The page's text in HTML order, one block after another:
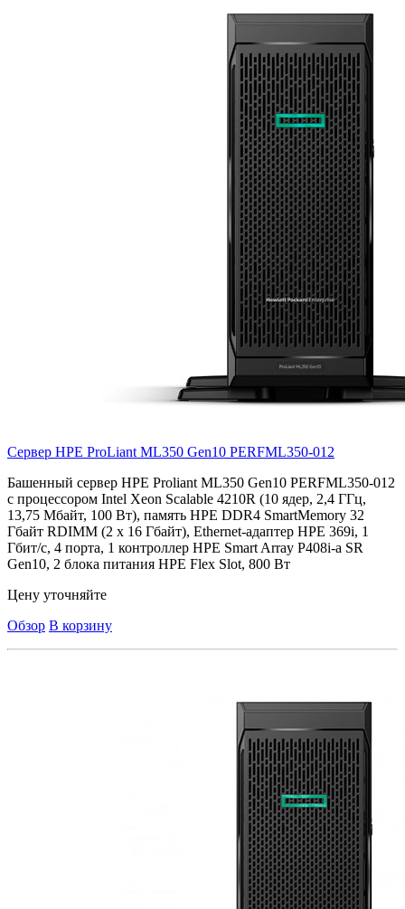
Сервер HPE ProLiant ML350 Gen10 PERFML350-012
Башенный сервер HPE Proliant ML350 Gen10 PERFML350-012
с процессором Intel Xeon Scalable 4210R (10 ядер, 2,4 ГГц,
13,75 Мбайт, 100 Вт), память HPE DDR4 SmartMemory 32
Гбайт RDIMM (2 x 16 Гбайт), Ethernet-адаптер HPE 369i, 1
Гбит/с, 4 порта, 1 контроллер HPE Smart Array P408i-a SR
Gen10, 2 блока питания HPE Flex Slot, 800 Вт
Цену уточняйте
Обзор В корзину